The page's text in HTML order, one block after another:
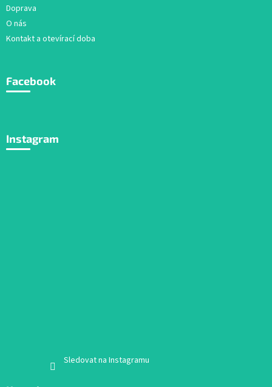
Doprava
O nás
Kontakt a otevírací doba
Facebook
Instagram
Sledovat na Instagramu